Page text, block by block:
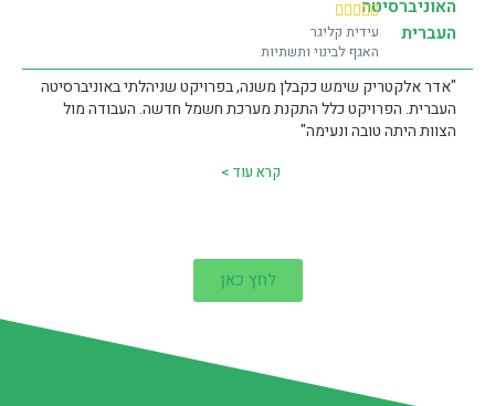





עידית קליגר
האגף לבינוי ותשתיות
"אדר אלקטריק שימש כקבלן משנה, בפרויקט שניהלתי באוניברסיטה
העברית. הפרויקט כלל התקנת מערכת חשמל חדשה. העבודה מול
הצוות היתה טובה ונעימה"
קרא עוד >
לחץ כאן